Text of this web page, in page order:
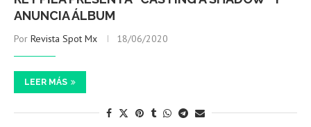
ANUNCIA ÁLBUM
Por Revista Spot Mx 18/06/2020
LEER MÁS